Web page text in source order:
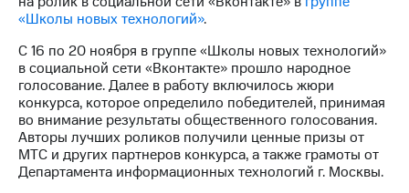
Финансовая
Контакты
Новости
в
регионе
и акционерам
«Школы новых технологий».
С 16 по 20 ноября в группе «Школы новых технологий»
в социальной сети «Вконтакте» прошло народное
голосование. Далее в работу включилось жюри
конкурса, которое определило победителей, принимая
во внимание результаты общественного голосования.
Авторы лучших роликов получили ценные призы от
МТС и других партнеров конкурса, а также грамоты от
Департамента информационных технологий г. Москвы.